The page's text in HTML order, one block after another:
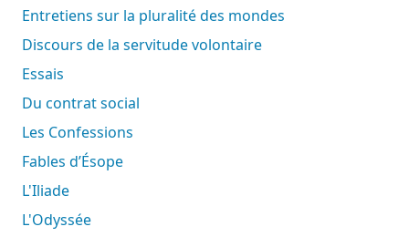
Entretiens sur la pluralité des mondes
Discours de la servitude volontaire
Essais
Du contrat social
Les Confessions
Fables d’Ésope
L'Iliade
L'Odyssée